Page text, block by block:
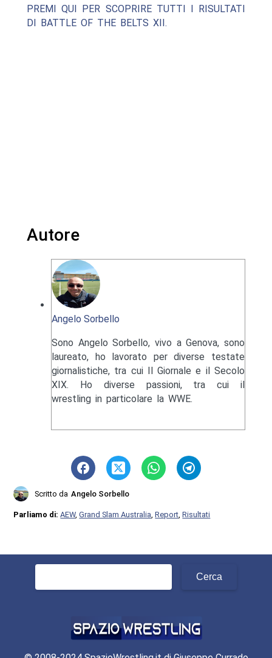
PREMI QUI PER SCOPRIRE TUTTI I RISULTATI
DI BATTLE OF THE BELTS XII.
Autore
Angelo Sorbello
Sono Angelo Sorbello, vivo a Genova, sono
laureato, ho lavorato per diverse testate
giornalistiche, tra cui Il Giornale e il Secolo
XIX. Ho diverse passioni, tra cui il
wrestling in particolare la WWE.
Scritto da Angelo Sorbello
Parliamo di:AEW,Grand Slam Australia ,Report ,Risultati